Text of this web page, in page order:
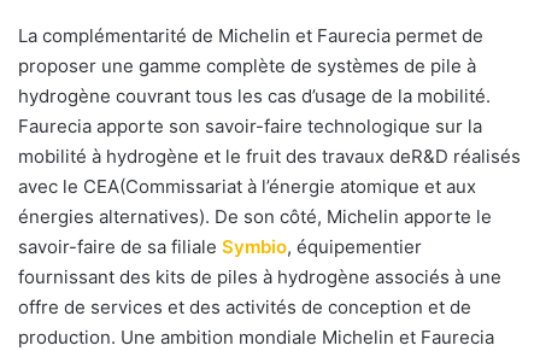
La complémentarité de Michelin et Faurecia permet de
proposer une gamme complète de systèmes de pile à
hydrogène couvrant tous les cas d’usage de la mobilité.
Faurecia apporte son savoir-faire technologique sur la
mobilité à hydrogène et le fruit des travaux deR&D réalisés
avec le CEA(Commissariat à l’énergie atomique et aux
énergies alternatives). De son côté, Michelin apporte le
savoir-faire de sa filiale Symbio, équipementier
fournissant des kits de piles à hydrogène associés à une
offre de services et des activités de conception et de
production. Une ambition mondiale Michelin et Faurecia